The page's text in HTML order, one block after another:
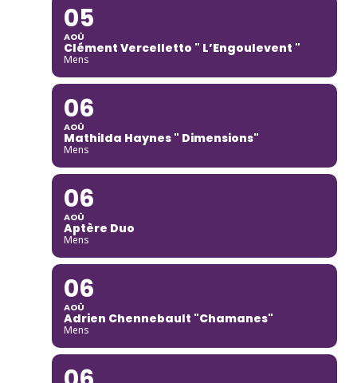
05
AOÛ
Clément Vercelletto " L’Engoulevent "
Mens
06
AOÛ
Mathilda Haynes " Dimensions"
Mens
06
AOÛ
Aptère Duo
Mens
06
AOÛ
Adrien Chennebault "Chamanes"
Mens